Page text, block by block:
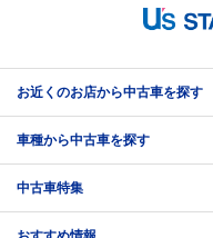
お近くのお店から中古車を探す
車種から中古車を探す
中古車特集